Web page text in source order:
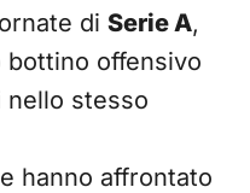
di Serie A,
bottino offensivo
nello stesso
hanno affrontato